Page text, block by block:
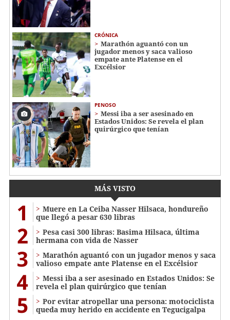
CRÓNICA
Marathón aguantó con un
jugador menos y saca valioso
empate ante Platense en el
Excélsior
PENOSO
Messi iba a ser asesinado en
Estados Unidos: Se revela el plan
quirúrgico que tenían
MÁS VISTO
1
Muere en La Ceiba Nasser Hilsaca, hondureño
que llegó a pesar 630 libras
2
Pesa casi 300 libras: Basima Hilsaca, última
hermana con vida de Nasser
3
Marathón aguantó con un jugador menos y saca
valioso empate ante Platense en el Excélsior
4
Messi iba a ser asesinado en Estados Unidos: Se
revela el plan quirúrgico que tenían
5
Por evitar atropellar una persona: motociclista
queda muy herido en accidente en Tegucigalpa